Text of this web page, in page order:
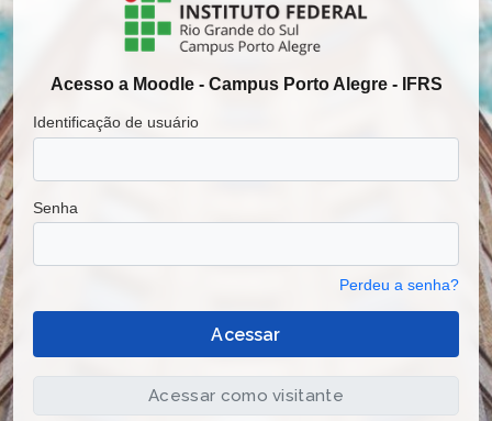
Acesso a Moodle - Campus Porto Alegre - IFRS
Identificação de usuário
Senha
Perdeu a senha?
Acessar
Acessar como visitante